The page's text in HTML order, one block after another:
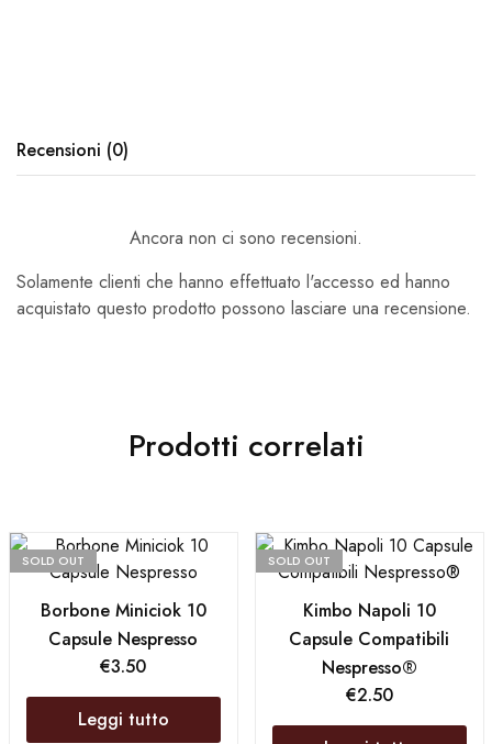
Recensioni (0)
Ancora non ci sono recensioni.
Solamente clienti che hanno effettuato l'accesso ed hanno
acquistato questo prodotto possono lasciare una recensione.
Prodotti correlati
SOLD OUT
Borbone Miniciok 10
Capsule Nespresso
€3.50
Leggi tutto
SOLD OUT
Kimbo Napoli 10
Capsule Compatibili
Nespresso®
€2.50